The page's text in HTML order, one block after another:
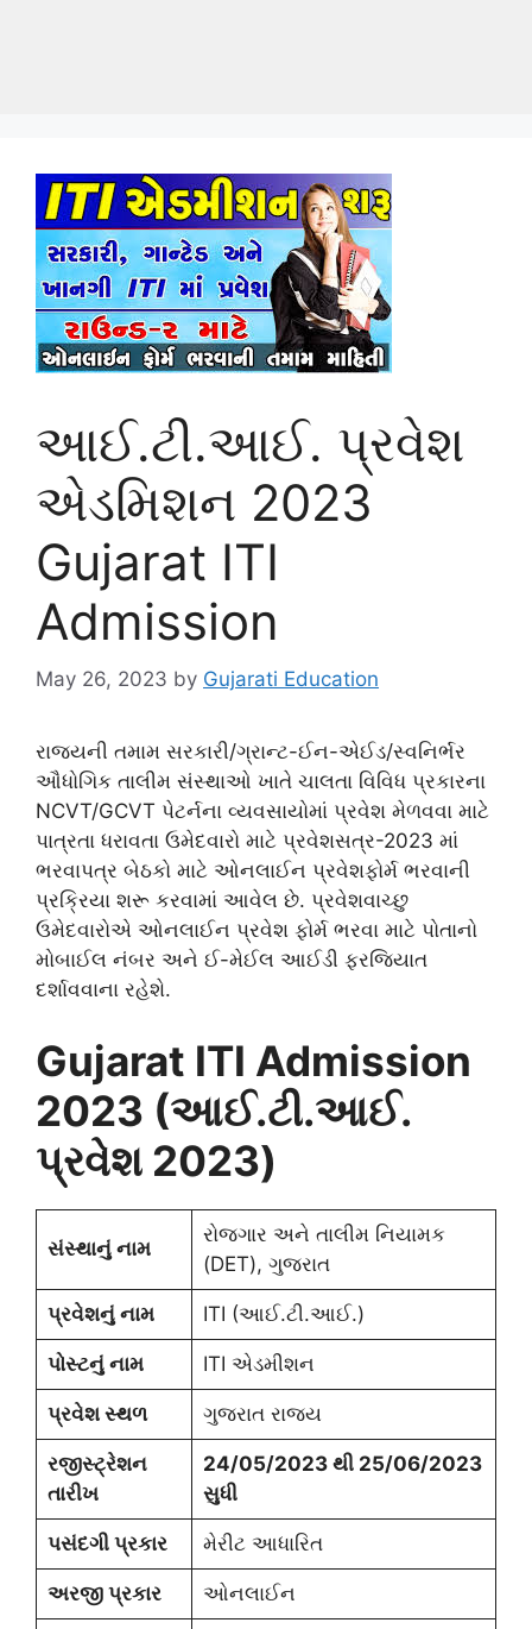
આઈ.ટી.આઈ. પ્રવેશ
એડમિશન 2023
Gujarat ITI
Admission
May 26, 2023 by Gujarati Education
રાજ્યની તમામ સરકારી/ગ્રાન્ટ-ઈન-એઈડ/સ્વનિર્ભર
ઔધોગિક તાલીમ સંસ્થાઓ ખાતે ચાલતા વિવિધ પ્રકારના
NCVT/GCVT પેટર્નના વ્યવસાયોમાં પ્રવેશ મેળવવા માટે
પાત્રતા ધરાવતા ઉમેદવારો માટે પ્રવેશસત્ર-2023 માં
ભરવાપત્ર બેઠકો માટે ઓનલાઈન પ્રવેશફોર્મ ભરવાની
પ્રક્રિયા શરૂ કરવામાં આવેલ છે. પ્રવેશવાચ્છુ
ઉમેદવારોએ ઓનલાઈન પ્રવેશ ફોર્મ ભરવા માટે પોતાનો
મોબાઈલ નંબર અને ઈ-મેઈલ આઈડી ફરજિયાત
દર્શાવવાના રહેશે.
Gujarat ITI Admission
2023 (આઈ.ટી.આઈ.
પ્રવેશ 2023)
સંસ્થાનું નામ
રોજગાર અને તાલીમ નિયામક
(DET), ગુજરાત
પ્રવેશનું નામ ITI (આઈ.ટી.આઈ.)
પોસ્ટનું નામ ITI એડમીશન
પ્રવેશ સ્થળ ગુજરાત રાજ્ય
રજીસ્ટ્રેશન
તારીખ
24/05/2023 થી 25/06/2023
સુધી
પસંદગી પ્રકાર મેરીટ આધારિત
અરજી પ્રકાર ઓનલાઈન